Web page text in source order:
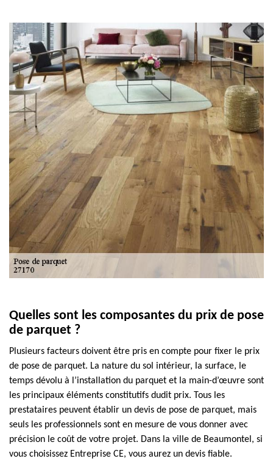
Quelles sont les composantes du prix de pose
de parquet ?
Plusieurs facteurs doivent être pris en compte pour fixer le prix
de pose de parquet. La nature du sol intérieur, la surface, le
temps dévolu à l’installation du parquet et la main-d’œuvre sont
les principaux éléments constitutifs dudit prix. Tous les
prestataires peuvent établir un devis de pose de parquet, mais
seuls les professionnels sont en mesure de vous donner avec
précision le coût de votre projet. Dans la ville de Beaumontel, si
vous choisissez Entreprise CE, vous aurez un devis fiable.